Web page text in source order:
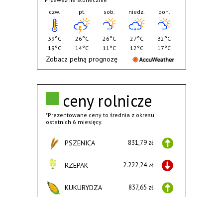
ceny rolnicze
*Prezentowane ceny to średnia z okresu
ostatnich 6 miesięcy.
PSZENICA 831,79 zł
RZEPAK 2.222,24 zł
KUKURYDZA 837,65 zł
czw.
39°C
19°C
pt.
26°C
14°C
sob.
26°C
11°C
niedz.
27°C
12°C
pon.
32°C
17°C
Zobacz pełną prognozę